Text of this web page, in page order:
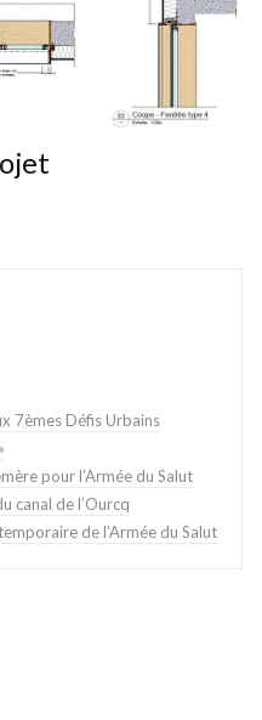
7èmes Défis Urbains
pour l’Armée du Salut
canal de l’Ourcq
de l’Armée du Salut